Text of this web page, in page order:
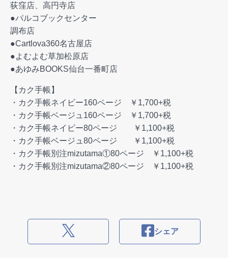
荻窪店、高円寺店
●パルコブックセンター
調布店
●Cartlova360名古屋店
●よむよむ草加松原店
●あゆみBOOKS仙台一番町店
【カク手帳】
・カク手帳ネイビー160ページ ￥1,700+税
・カク手帳ベージュ160ページ ￥1,700+税
・カク手帳ネイビー80ページ ￥1,100+税
・カク手帳ベージュ80ページ ￥1,100+税
・カク手帳別注mizutama①80ページ ￥1,100+税
・カク手帳別注mizutama②80ページ ￥1,100+税
シェア